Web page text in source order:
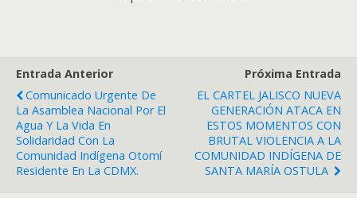
Entrada Anterior
Comunicado Urgente De
La Asamblea Nacional Por El
Agua Y La Vida En
Solidaridad Con La
Comunidad Indígena Otomí
Residente En La CDMX.
Próxima Entrada
EL CARTEL JALISCO NUEVA
GENERACIÓN ATACA EN
ESTOS MOMENTOS CON
BRUTAL VIOLENCIA A LA
COMUNIDAD INDÍGENA DE
SANTA MARÍA OSTULA